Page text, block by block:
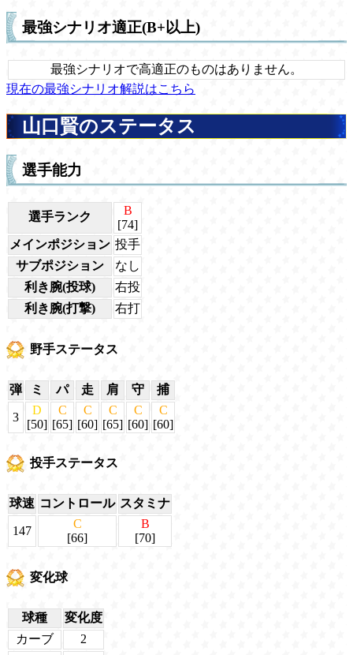
最強シナリオ適正(B+以上)
最強シナリオで高適正のものはありません。
現在の最強シナリオ解説はこちら
山口賢のステータス
選手能力
選手ランク
B
[74]
メインポジション 投手
サブポジション
なし
利き腕(投球)
右投
利き腕(打撃)
右打
野手ステータス
弾 ミ パ 走 肩 守 捕
3
D
[50]
C
[65]
C
[60]
C
[65]
C
[60]
C
[60]
投手ステータス
球速 コントロール スタミナ
147
C
[66]
B
[70]
変化球
球種
変化度
カーブ
2